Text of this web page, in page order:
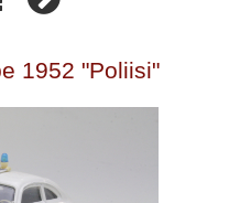
1952 "Poliisi"